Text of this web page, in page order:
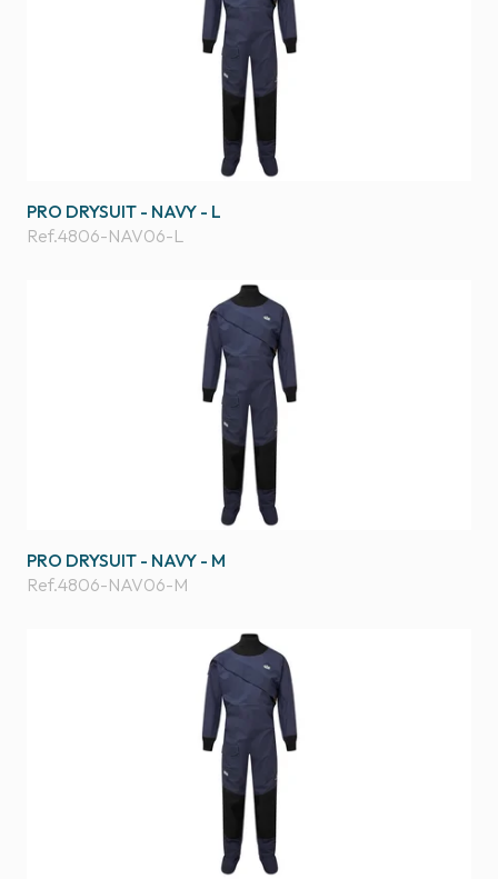
PRO DRYSUIT - NAVY - L
Ref.4806-NAV06-L
PRO DRYSUIT - NAVY - M
Ref.4806-NAV06-M